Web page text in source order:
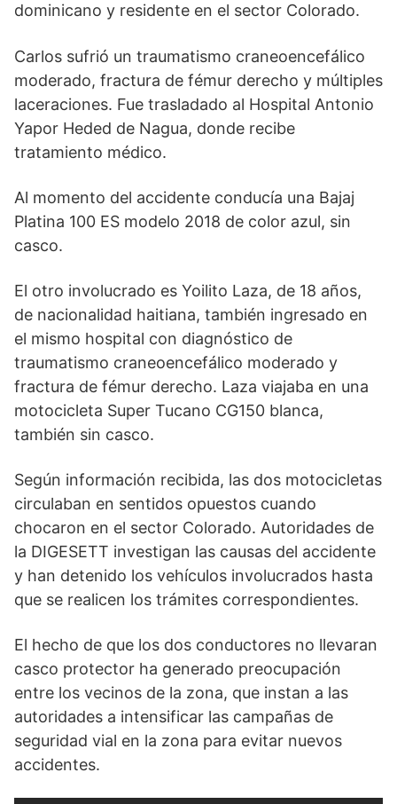
dominicano y residente en el sector Colorado.
Carlos sufrió un traumatismo craneoencefálico
moderado, fractura de fémur derecho y múltiples
laceraciones. Fue trasladado al Hospital Antonio
Yapor Heded de Nagua, donde recibe
tratamiento médico.
Al momento del accidente conducía una Bajaj
Platina 100 ES modelo 2018 de color azul, sin
casco.
El otro involucrado es Yoilito Laza, de 18 años,
de nacionalidad haitiana, también ingresado en
el mismo hospital con diagnóstico de
traumatismo craneoencefálico moderado y
fractura de fémur derecho. Laza viajaba en una
motocicleta Super Tucano CG150 blanca,
también sin casco.
Según información recibida, las dos motocicletas
circulaban en sentidos opuestos cuando
chocaron en el sector Colorado. Autoridades de
la DIGESETT investigan las causas del accidente
y han detenido los vehículos involucrados hasta
que se realicen los trámites correspondientes.
El hecho de que los dos conductores no llevaran
casco protector ha generado preocupación
entre los vecinos de la zona, que instan a las
autoridades a intensificar las campañas de
seguridad vial en la zona para evitar nuevos
accidentes.